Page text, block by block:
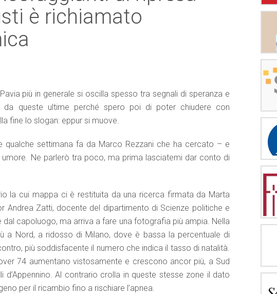
è richiamato
più in generale si oscilla spesso tra segnali di speranza e
queste ultime perché spero poi di poter chiudere con
fine lo slogan: eppur si muove.
qualche settimana fa da Marco Rezzani che ha cercato – e
Ne parlerò tra poco, ma prima lasciatemi dar conto di
la cui mappa ci è restituita da una ricerca firmata da Marta
Andrea Zatti, docente del dipartimento di Scienze politiche e
dal capoluogo, ma arriva a fare una fotografia più ampia. Nella
a Nord, a ridosso di Milano, dove è bassa la percentuale di
più soddisfacente il numero che indica il tasso di natalità.
74 aumentano vistosamente e crescono ancor più, a Sud
Al contrario crolla in queste stesse zone il dato
per il ricambio fino a rischiare l’apnea.